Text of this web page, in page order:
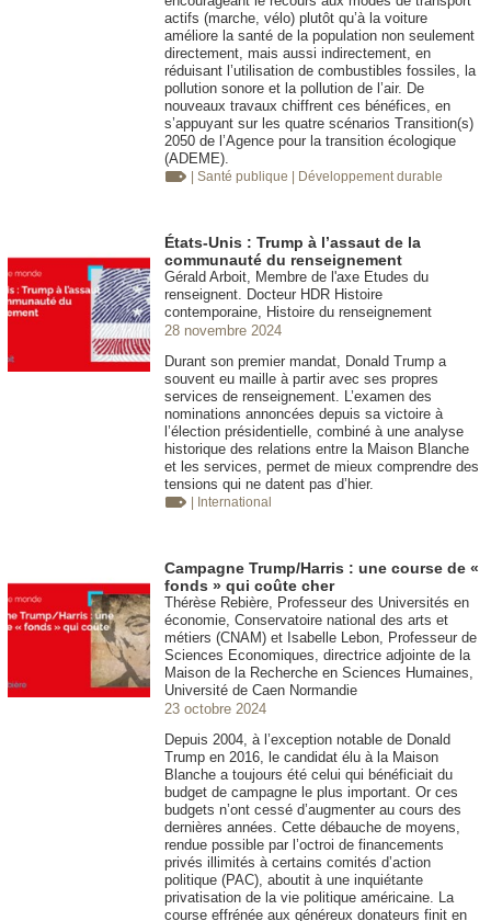
actifs (marche, vélo) plutôt qu’à la voiture
améliore la santé de la population non seulement
directement, mais aussi indirectement, en
réduisant l’utilisation de combustibles fossiles, la
pollution sonore et la pollution de l’air. De
nouveaux travaux chiffrent ces bénéfices, en
s’appuyant sur les quatre scénarios Transition(s)
2050 de l’Agence pour la transition écologique
(ADEME).
| Santé publique | Développement durable
États-Unis : Trump à l’assaut de la
communauté du renseignement
Gérald Arboit, Membre de l'axe Etudes du
renseignent. Docteur HDR Histoire
contemporaine, Histoire du renseignement
28 novembre 2024
Durant son premier mandat, Donald Trump a
souvent eu maille à partir avec ses propres
services de renseignement. L’examen des
nominations annoncées depuis sa victoire à
l’élection présidentielle, combiné à une analyse
historique des relations entre la Maison Blanche
et les services, permet de mieux comprendre des
tensions qui ne datent pas d’hier.
| International
Campagne Trump/Harris : une course de «
fonds » qui coûte cher
Thérèse Rebière, Professeur des Universités en
économie, Conservatoire national des arts et
métiers (CNAM) et Isabelle Lebon, Professeur de
Sciences Economiques, directrice adjointe de la
Maison de la Recherche en Sciences Humaines,
Université de Caen Normandie
23 octobre 2024
Depuis 2004, à l’exception notable de Donald
Trump en 2016, le candidat élu à la Maison
Blanche a toujours été celui qui bénéficiait du
budget de campagne le plus important. Or ces
budgets n’ont cessé d’augmenter au cours des
dernières années. Cette débauche de moyens,
rendue possible par l’octroi de financements
privés illimités à certains comités d’action
politique (PAC), aboutit à une inquiétante
privatisation de la vie politique américaine. La
course effrénée aux généreux donateurs finit en